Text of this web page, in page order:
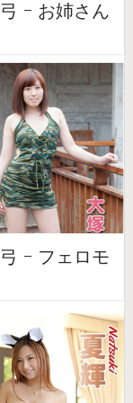
弓 – お姉さん
弓 – フェロモ